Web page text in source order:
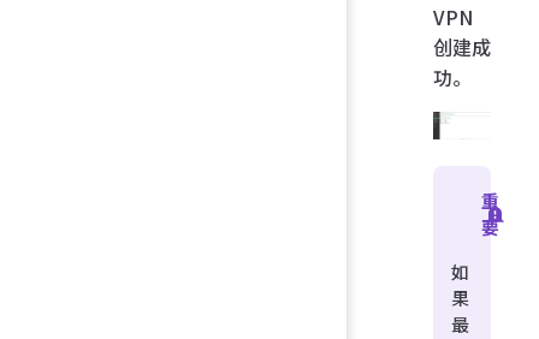
VPN
创建成
功。
重
要
如
果
最